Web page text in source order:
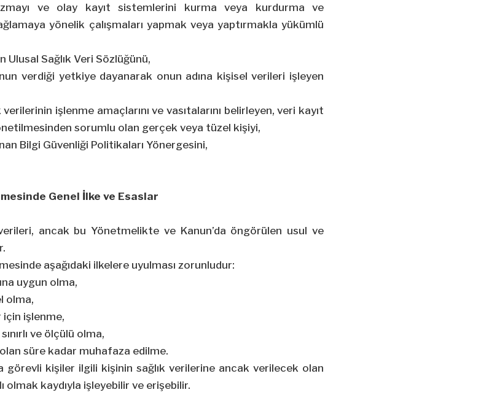
ve olay kayıt sistemlerini kurma veya kurdurma ve
yönelik çalışmaları yapmak veya yaptırmakla yükümlü
Ulusal Sağlık Veri Sözlüğünü,
verdiği yetkiye dayanarak onun adına kişisel verileri işleyen
işlenme amaçlarını ve vasıtalarını belirleyen, veri kayıt
sorumlu olan gerçek veya tüzel kişiyi,
Bilgi Güvenliği Politikaları Yönergesini,
Genel İlke ve Esaslar
ancak bu Yönetmelikte ve Kanun’da öngörülen usul ve
aşağıdaki ilkelere uyulması zorunludur:
uygun olma,
olma,
için işlenme,
ve ölçülü olma,
süre kadar muhafaza edilme.
görevli kişiler ilgili kişinin sağlık verilerine ancak verilecek olan
olmak kaydıyla işleyebilir ve erişebilir.